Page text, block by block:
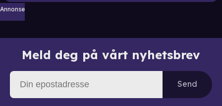
Annonse
Meld deg på vårt nyhetsbrev
Send